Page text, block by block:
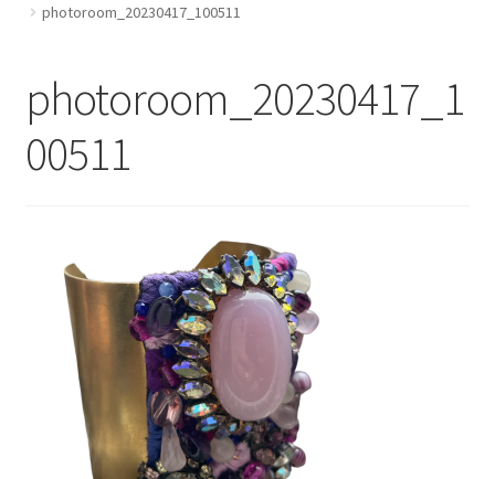
photoroom_20230417_100511
photoroom_20230417_1
00511